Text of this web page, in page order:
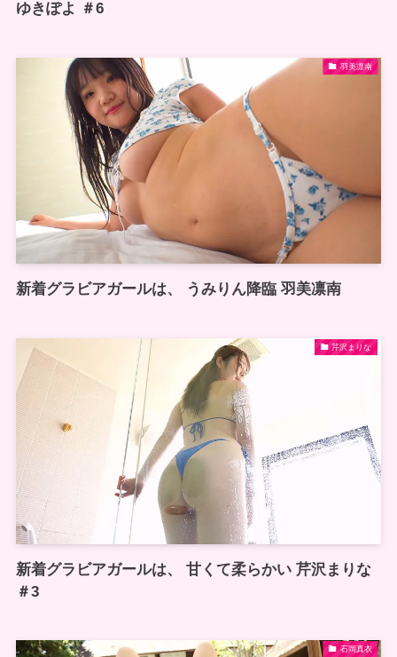
ゆきぽよ ＃6
羽美凛南
新着グラビアガールは、 うみりん降臨 羽美凛南
芹沢まりな
新着グラビアガールは、 甘くて柔らかい 芹沢まりな
＃3
石岡真衣